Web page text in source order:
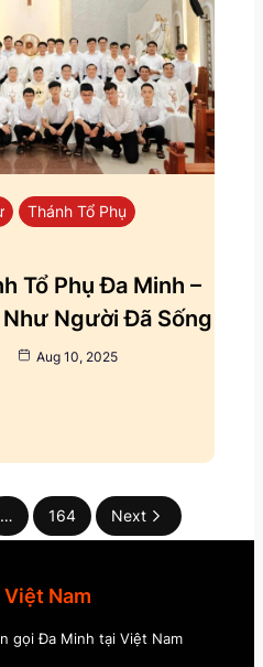
Thánh Tổ Phụ
Tổ Phụ Đa Minh –
Người Đã Sống
Aug 10, 2025
… 164 Next
Nam
gọi Đa Minh tại Việt Nam